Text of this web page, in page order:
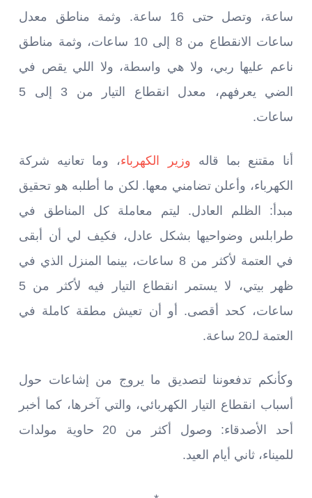
ساعة، وتصل حتى 16 ساعة. وثمة مناطق معدل
ساعات الانقطاع من 8 إلى 10 ساعات، وثمة مناطق
ناعم عليها ربي، ولا هي واسطة، ولا اللي يقص في
الضي يعرفهم، معدل انقطاع التيار من 3 إلى 5
ساعات.
أنا مقتنع بما قاله وزير الكهرباء، وما تعانيه شركة
الكهرباء، وأعلن تضامني معها. لكن ما أطلبه هو تحقيق
مبدأ: الظلم العادل. ليتم معاملة كل المناطق في
طرابلس وضواحيها بشكل عادل، فكيف لي أن أبقى
في العتمة لأكثر من 8 ساعات، بينما المنزل الذي في
ظهر بيتي، لا يستمر انقطاع التيار فيه لأكثر من 5
ساعات، كحد أقصى. أو أن تعيش مطقة كاملة في
العتمة لـ20 ساعة.
وكأنكم تدفعوننا لتصديق ما يروج من إشاعات حول
أسباب انقطاع التيار الكهربائي، والتي آخرها، كما أخبر
أحد الأصدقاء: وصول أكثر من 20 حاوية مولدات
للميناء، ثاني أيام العيد.